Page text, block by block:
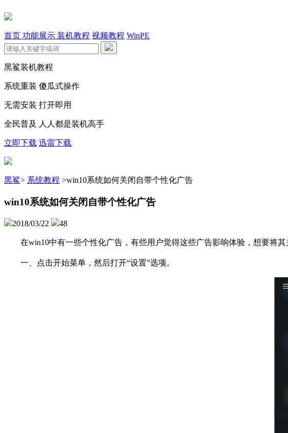
首页 功能展示 装机教程 视频教程 WinPE
黑鲨装机教程
系统重装 傻瓜式操作
无需安装 打开即用
全民普及 人人都是装机高手
立即下载 迅雷下载
黑鲨> 系统教程 >win10系统如何关闭自带个性化广告
win10系统如何关闭自带个性化广告
2018/03/22 48
在win10中有一些个性化广告，有些用户觉得这些广告影响体验，想要将
一、点击开始菜单，然后打开“设置”选项。